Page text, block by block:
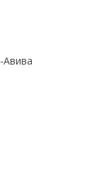
Авива